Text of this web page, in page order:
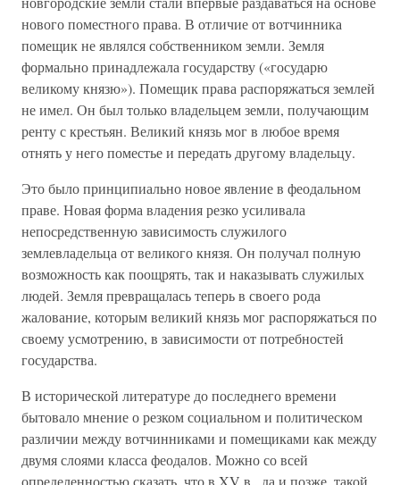
нового поместного права. В отличие от вотчинника
помещик не являлся собственником земли. Земля
формально принадлежала государству («государю
великому князю»). Помещик права распоряжаться землей
не имел. Он был только владельцем земли, получающим
ренту с крестьян. Великий князь мог в любое время
отнять у него поместье и передать другому владельцу.
Это было принципиально новое явление в феодальном
праве. Новая форма владения резко усиливала
непосредственную зависимость служилого
землевладельца от великого князя. Он получал полную
возможность как поощрять, так и наказывать служилых
людей. Земля превращалась теперь в своего рода
жалование, которым великий князь мог распоряжаться по
своему усмотрению, в зависимости от потребностей
государства.
В исторической литературе до последнего времени
бытовало мнение о резком социальном и политическом
различии между вотчинниками и помещиками как между
двумя слоями класса феодалов. Можно со всей
определенностью сказать, что в XV в., да и позже, такой